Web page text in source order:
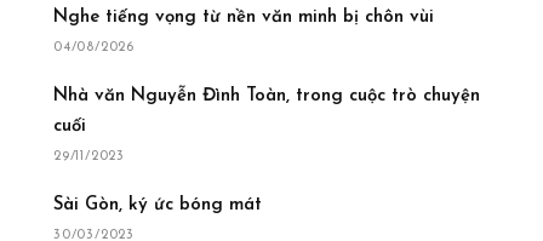
Nghe tiếng vọng từ nền văn minh bị chôn vùi
04/08/2026
Nhà văn Nguyễn Đình Toàn, trong cuộc trò chuyện
cuối
29/11/2023
Sài Gòn, ký ức bóng mát
30/03/2023